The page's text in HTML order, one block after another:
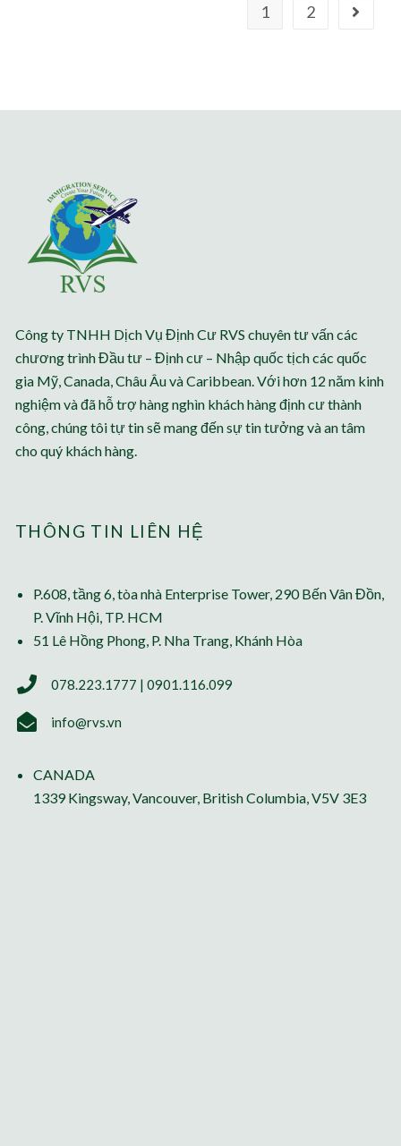
1 2
Công ty TNHH Dịch Vụ Định Cư RVS chuyên tư vấn các
chương trình Đầu tư – Định cư – Nhập quốc tịch các quốc
gia Mỹ, Canada, Châu Âu và Caribbean. Với hơn 12 năm kinh
nghiệm và đã hỗ trợ hàng nghìn khách hàng định cư thành
công, chúng tôi tự tin sẽ mang đến sự tin tưởng và an tâm
cho quý khách hàng.
THÔNG TIN LIÊN HỆ
P.608, tầng 6, tòa nhà Enterprise Tower, 290 Bến Vân Đồn,
P. Vĩnh Hội, TP. HCM
51 Lê Hồng Phong, P. Nha Trang, Khánh Hòa
078.223.1777 | 0901.116.099
info@rvs.vn
CANADA
1339 Kingsway, Vancouver, British Columbia, V5V 3E3